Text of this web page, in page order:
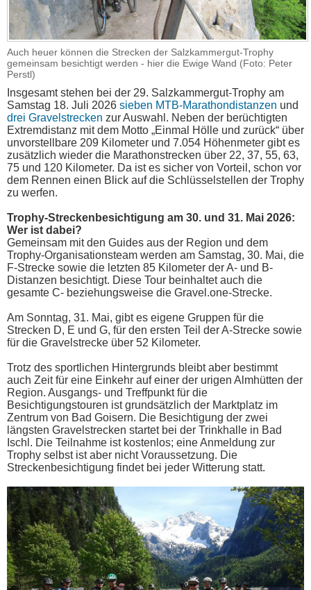
Auch heuer können die Strecken der Salzkammergut-Trophy
gemeinsam besichtigt werden - hier die Ewige Wand (Foto: Peter
Perstl)
Insgesamt stehen bei der 29. Salzkammergut-Trophy am
Samstag 18. Juli 2026 sieben MTB-Marathondistanzen und
drei Gravelstrecken zur Auswahl. Neben der berüchtigten
Extremdistanz mit dem Motto „Einmal Hölle und zurück“ über
unvorstellbare 209 Kilometer und 7.054 Höhenmeter gibt es
zusätzlich wieder die Marathonstrecken über 22, 37, 55, 63,
75 und 120 Kilometer. Da ist es sicher von Vorteil, schon vor
dem Rennen einen Blick auf die Schlüsselstellen der Trophy
zu werfen.
Trophy-Streckenbesichtigung am 30. und 31. Mai 2026:
Wer ist dabei?
Gemeinsam mit den Guides aus der Region und dem
Trophy-Organisationsteam werden am Samstag, 30. Mai, die
F-Strecke sowie die letzten 85 Kilometer der A- und B-
Distanzen besichtigt. Diese Tour beinhaltet auch die
gesamte C- beziehungsweise die Gravel.one-Strecke.
Am Sonntag, 31. Mai, gibt es eigene Gruppen für die
Strecken D, E und G, für den ersten Teil der A-Strecke sowie
für die Gravelstrecke über 52 Kilometer.
Trotz des sportlichen Hintergrunds bleibt aber bestimmt
auch Zeit für eine Einkehr auf einer der urigen Almhütten der
Region. Ausgangs- und Treffpunkt für die
Besichtigungstouren ist grundsätzlich der Marktplatz im
Zentrum von Bad Goisern. Die Besichtigung der zwei
längsten Gravelstrecken startet bei der Trinkhalle in Bad
Ischl. Die Teilnahme ist kostenlos; eine Anmeldung zur
Trophy selbst ist aber nicht Voraussetzung. Die
Streckenbesichtigung findet bei jeder Witterung statt.